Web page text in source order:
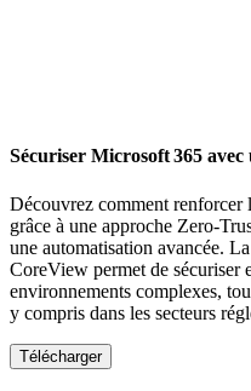
Sécuriser Microsoft 365
Découvrez comment
grâce à une approche Zero-
une automatisation avancée.
CoreView permet de sécuriser
environnements complexes,
y compris dans les secteurs